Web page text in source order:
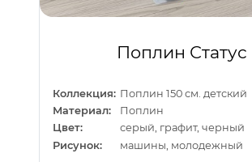
Поплин Статус
Коллекция: Поплин 150 см. детский
Материал:
Поплин
Цвет:
серый, графит, черный
Рисунок:
машины, молодежный